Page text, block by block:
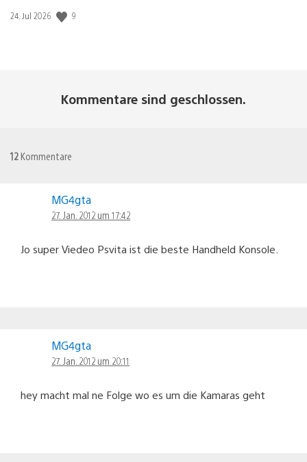
Veröffentlichungsdatum:
24. Jul 2026 9
Kommentare sind geschlossen.
12 Kommentare
MG4gta
27. Jan. 2012 um 17:42
Jo super Viedeo Psvita ist die beste Handheld Konsole.
MG4gta
27. Jan. 2012 um 20:11
hey macht mal ne Folge wo es um die Kamaras geht